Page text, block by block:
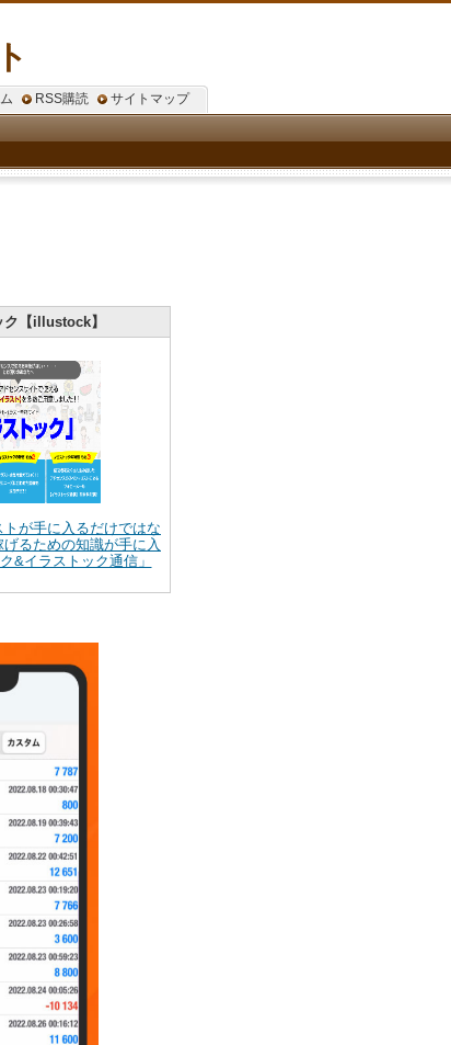
ク【illustock】
トが手に入るだけではな
るための知識が手に入
&イラストック通信」
RSS購読 サイトマップ